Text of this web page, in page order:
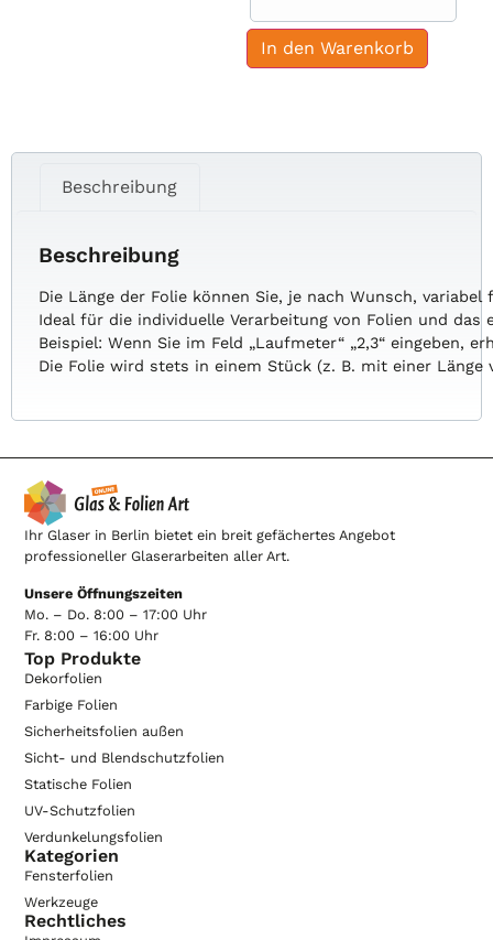
In den Warenkorb
Beschreibung
Beschreibung
Die Längeder Folie können Sie, je nachWunsch,variabel
Idealfürdie individuelleVerarbeitungvon Folien unddas
Beispiel:WennSie im Feld „Laufmeter“ „2,3“eingeben,
Die Foliewirdstets ineinem Stück (z. B. miteiner Länge
Ihr Glaser in Berlin bietet ein breit gefächertes Angebot
professioneller Glaserarbeiten aller Art.
Unsere Öffnungszeiten
Mo. – Do. 8:00 – 17:00 Uhr
Fr. 8:00 – 16:00 Uhr
Top Produkte
Dekorfolien
Farbige Folien
Sicherheitsfolien außen
Sicht- und Blendschutzfolien
Statische Folien
UV-Schutzfolien
Verdunkelungsfolien
Kategorien
Fensterfolien
Werkzeuge
Rechtliches